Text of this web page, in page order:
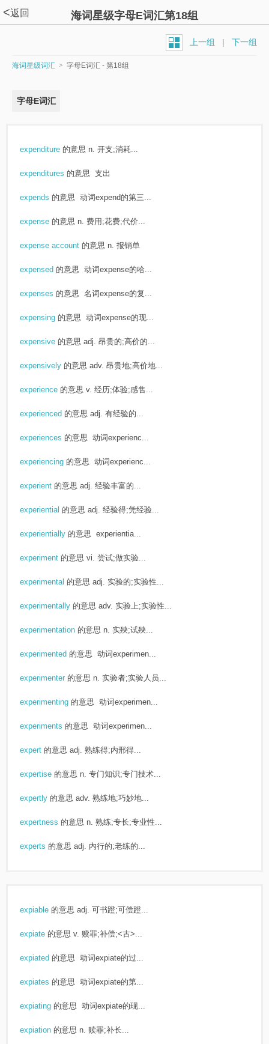
海词星级字母E词汇第18组
<返回
上一组 | 下一组
海词星级词汇 > 字母E词汇 - 第18组
字母E词汇
expenditure 的意思 n. 开支;消耗...
expenditures 的意思 支出
expends 的意思 动词expend的第三...
expense 的意思 n. 费用;花费;代价...
expense account 的意思 n. 报销单
expensed 的意思 动词expense的哈...
expenses 的意思 名词expense的复...
expensing 的意思 动词expense的现...
expensive 的意思 adj. 昂贵的;高价的...
expensively 的意思 adv. 昂贵地;高价地...
experience 的意思 v. 经历;体验;感售...
experienced 的意思 adj. 有经验的...
experiences 的意思 动词experienc...
experiencing 的意思 动词experienc...
experient 的意思 adj. 经验丰富的...
experiential 的意思 adj. 经验得;凭经验...
experientially 的意思 experientia...
experiment 的意思 vi. 尝试;做实验...
experimental 的意思 adj. 实验的;实验性...
experimentally 的意思 adv. 实验上;实验性...
experimentation 的意思 n. 实殃;试殃...
experimented 的意思 动词experimen...
experimenter 的意思 n. 实验者;实验人员...
experimenting 的意思 动词experimen...
experiments 的意思 动词experimen...
expert 的意思 adj. 熟练得;内邢得...
expertise 的意思 n. 专门知识;专门技术...
expertly 的意思 adv. 熟练地;巧妙地...
expertness 的意思 n. 熟练;专长;专业性...
experts 的意思 adj. 内行的;老练的...
expiable 的意思 adj. 可书蹬;可偿蹬...
expiate 的意思 v. 赎罪;补偿;<古>...
expiated 的意思 动词expiate的过...
expiates 的意思 动词expiate的第...
expiating 的意思 动词expiate的现...
expiation 的意思 n. 赎罪;补长...